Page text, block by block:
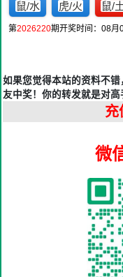
如果您觉得本站的资料不
友中奖！你的转发就是对高
充
微